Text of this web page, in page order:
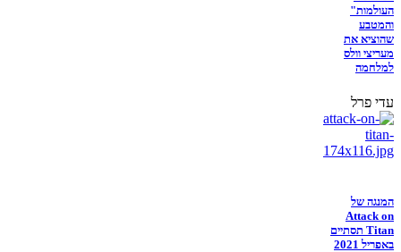
העולמות"
והמטבע
שהוציא את
מעריצי וולס
למלחמה
עדי פרל
המנגה של
Attack on
Titan תסתיים
באפריל 2021